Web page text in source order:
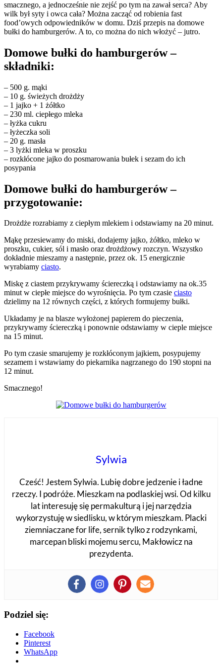
smacznego, a jednocześnie nie zejść po tym na zawał serca? Aby
wilk był syty i owca cała? Można zacząć od robienia fast
food’owych odpowiedników w domu. Dziś przepis na domowe
bułki do hamburgerów. A to, co można do nich włożyć – jutro.
Domowe bułki do hamburgerów –
składniki:
– 500 g. mąki
– 10 g. świeżych drożdży
– 1 jajko + 1 żółtko
– 230 ml. ciepłego mleka
– łyżka cukru
– łyżeczka soli
– 20 g. masła
– 3 lyżki mleka w proszku
– rozkłócone jajko do posmarowania bułek i sezam do ich
posypania
Domowe bułki do hamburgerów –
przygotowanie:
Drożdże rozrabiamy z ciepłym mlekiem i odstawiamy na 20 minut.
Mąkę przesiewamy do miski, dodajemy jajko, żółtko, mleko w
proszku, cukier, sól i masło oraz drożdżowy rozczyn. Wszystko
dokładnie mieszamy a następnie, przez ok. 15 energicznie
wyrabiamy ciasto.
Miskę z ciastem przykrywamy ściereczką i odstawiamy na ok.35
minut w ciepłe miejsce do wyrośnięcia. Po tym czasie ciasto
dzielimy na 12 równych części, z których formujemy bułki.
Układamy je na blasze wyłożonej papierem do pieczenia,
przykrywamy ściereczką i ponownie odstawiamy w cieple miejsce
na 15 minut.
Po tym czasie smarujemy je rozkłóconym jajkiem, posypujemy
sezamem i wstawiamy do piekarnika nagrzanego do 190 stopni na
12 minut.
Smacznego!
Sylwia
Cześć! Jestem Sylwia. Lubię dobre jedzenie i ładne
rzeczy. I podróże. Mieszkam na podlaskiej wsi. Od kilku
lat interesuję się permakulturą i jej narzędzia
wykorzystuję w siedlisku, w którym mieszkam. Placki
ziemniaczane for life, sernik tylko z rodzynkami,
marcepan bliski mojemu sercu, Makłowicz na
prezydenta.
Podziel się:
Facebook
Pinterest
WhatsApp